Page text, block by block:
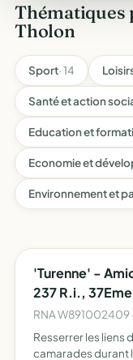
Tholon
Sport· 14
Santé et action
Education et
Economie et
Environnement et
'Turenne' -
237 R.i.,
RNA W891002409
Resserrer les liens
camarades durant